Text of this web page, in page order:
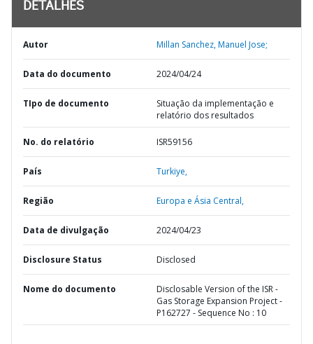
DETALHES
Autor Millan Sanchez, Manuel Jose;
Data do documento 2024/04/24
TIpo de documento
Situação da implementação e
relatório dos resultados
No. do relatório ISR59156
País Turkiye,
Região Europa e Ásia Central,
Data de divulgação 2024/04/23
Disclosure Status Disclosed
Nome do documento
Disclosable Version of the ISR -
Gas Storage Expansion Project -
P162727 - Sequence No : 10